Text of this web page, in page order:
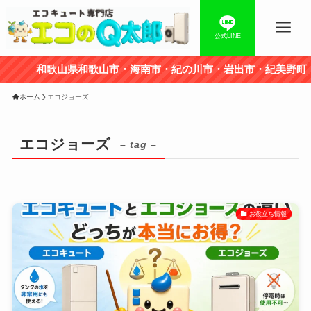
公式LINE
和歌山県和歌山市・海南市・紀の川市・岩出市・紀美野町
ホーム エコジョーズ
エコジョーズ – tag –
お役立ち情報